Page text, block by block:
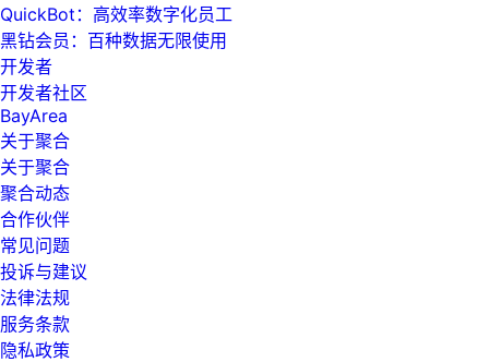
QuickBot：高效率数字化员工
黑钻会员：百种数据无限使用
开发者
开发者社区
BayArea
关于聚合
关于聚合
聚合动态
合作伙伴
常见问题
投诉与建议
法律法规
服务条款
隐私政策